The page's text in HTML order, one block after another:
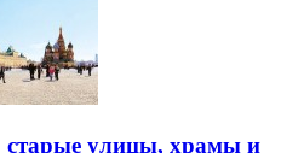
улицы, храмы и